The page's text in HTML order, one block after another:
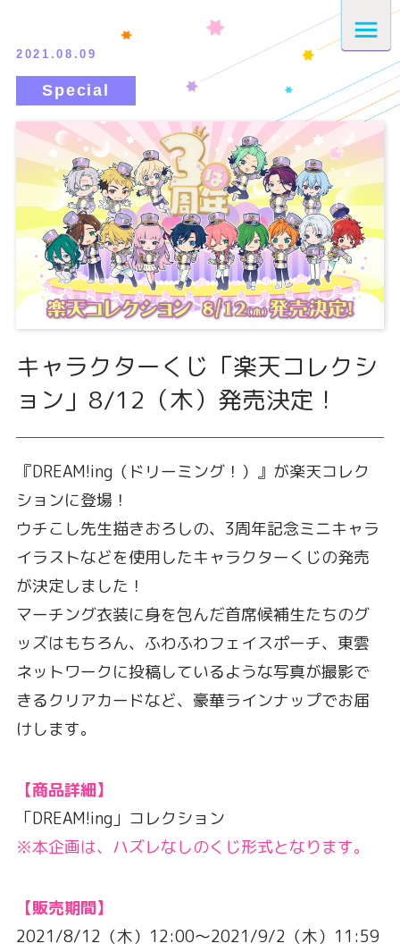
2021.08.09
キャラクターくじ「楽天コレクシ
ョン」8/12（木）発売決定！
『DREAM!ing（ドリーミング！）』が楽天コレク
ションに登場！
ウチこし先生描きおろしの、3周年記念ミニキャラ
イラストなどを使用したキャラクターくじの発売
が決定しました！
マーチング衣装に身を包んだ首席候補生たちのグ
ッズはもちろん、ふわふわフェイスポーチ、東雲
ネットワークに投稿しているような写真が撮影で
きるクリアカードなど、豪華ラインナップでお届
けします。
【商品詳細】
「DREAM!ing」コレクション
※本企画は、ハズレなしのくじ形式となります。
【販売期間】
2021/8/12（木）12:00～2021/9/2（木）11:59